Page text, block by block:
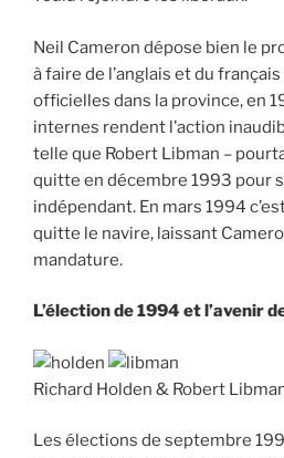
Neil Cameron dépose bien le
à faire de l’anglais et du
officielles dans la province, en
internes rendent l’action
telle que Robert Libman –
quitte en décembre 1993 pour
indépendant. En mars 1994
quitte le navire, laissant
mandature.
L’élection de 1994 et l’avenir
Richard Holden & Robert
Les élections de septembre